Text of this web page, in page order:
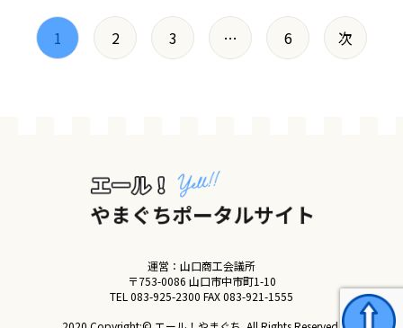
1 2 3 … 6 次
運営：山口商工会議所
〒753-0086 山口市中市町1-10
TEL 083-925-2300 FAX 083-921-1555